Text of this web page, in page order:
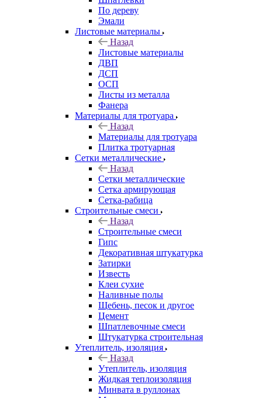
По дереву
Эмали
Листовые материалы
Назад
Листовые материалы
ДВП
ДСП
ОСП
Листы из металла
Фанера
Материалы для тротуара
Назад
Материалы для тротуара
Плитка тротуарная
Сетки металлические
Назад
Сетки металлические
Сетка армирующая
Сетка-рабица
Строительные смеси
Назад
Строительные смеси
Гипс
Декоративная штукатурка
Затирки
Известь
Клеи сухие
Наливные полы
Щебень, песок и другое
Цемент
Шпатлевочные смеси
Штукатурка строительная
Утеплитель, изоляция
Назад
Утеплитель, изоляция
Жидкая теплоизоляция
Минвата в руллонах